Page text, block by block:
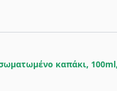
καπάκι, 100ml,